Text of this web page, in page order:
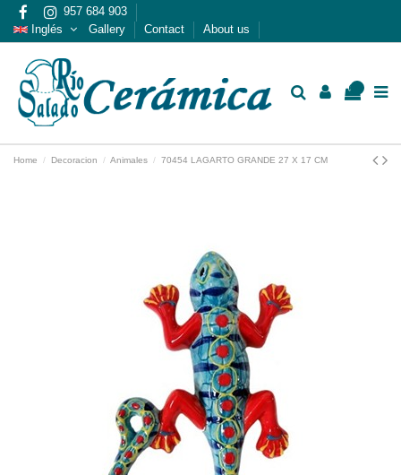
957 684 903
Inglés
Gallery Contact About us
Home Decoracion Animales 70454 LAGARTO GRANDE 27 X 17 CM